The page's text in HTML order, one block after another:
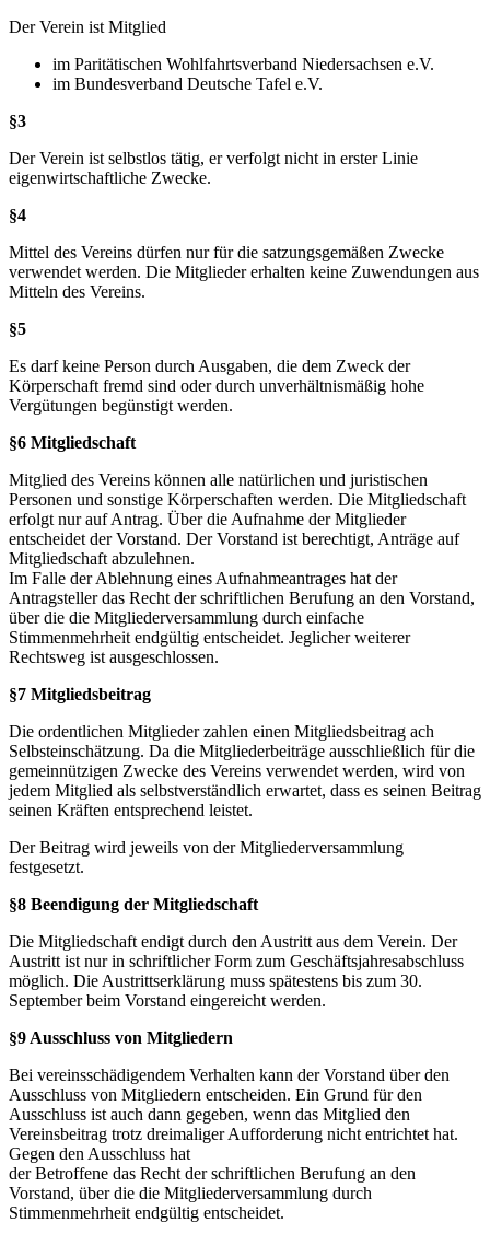
Der Verein ist Mitglied
im Paritätischen Wohlfahrtsverband Niedersachsen e.V.
im Bundesverband Deutsche Tafel e.V.
§3
Der Verein ist selbstlos tätig, er verfolgt nicht in erster Linie
eigenwirtschaftliche Zwecke.
§4
Mittel des Vereins dürfen nur für die satzungsgemäßen Zwecke
verwendet werden. Die Mitglieder erhalten keine Zuwendungen aus
Mitteln des Vereins.
§5
Es darf keine Person durch Ausgaben, die dem Zweck der
Körperschaft fremd sind oder durch unverhältnismäßig hohe
Vergütungen begünstigt werden.
§6 Mitgliedschaft
Mitglied des Vereins können alle natürlichen und juristischen
Personen und sonstige Körperschaften werden. Die Mitgliedschaft
erfolgt nur auf Antrag. Über die Aufnahme der Mitglieder
entscheidet der Vorstand. Der Vorstand ist berechtigt, Anträge auf
Mitgliedschaft abzulehnen.
Im Falle der Ablehnung eines Aufnahmeantrages hat der
Antragsteller das Recht der schriftlichen Berufung an den Vorstand,
über die die Mitgliederversammlung durch einfache
Stimmenmehrheit endgültig entscheidet. Jeglicher weiterer
Rechtsweg ist ausgeschlossen.
§7 Mitgliedsbeitrag
Die ordentlichen Mitglieder zahlen einen Mitgliedsbeitrag ach
Selbsteinschätzung. Da die Mitgliederbeiträge ausschließlich für die
gemeinnützigen Zwecke des Vereins verwendet werden, wird von
jedem Mitglied als selbstverständlich erwartet, dass es seinen Beitrag
seinen Kräften entsprechend leistet.
Der Beitrag wird jeweils von der Mitgliederversammlung
festgesetzt.
§8 Beendigung der Mitgliedschaft
Die Mitgliedschaft endigt durch den Austritt aus dem Verein. Der
Austritt ist nur in schriftlicher Form zum Geschäftsjahresabschluss
möglich. Die Austrittserklärung muss spätestens bis zum 30.
September beim Vorstand eingereicht werden.
§9 Ausschluss von Mitgliedern
Bei vereinsschädigendem Verhalten kann der Vorstand über den
Ausschluss von Mitgliedern entscheiden. Ein Grund für den
Ausschluss ist auch dann gegeben, wenn das Mitglied den
Vereinsbeitrag trotz dreimaliger Aufforderung nicht entrichtet hat.
Gegen den Ausschluss hat
der Betroffene das Recht der schriftlichen Berufung an den
Vorstand, über die die Mitgliederversammlung durch
Stimmenmehrheit endgültig entscheidet.